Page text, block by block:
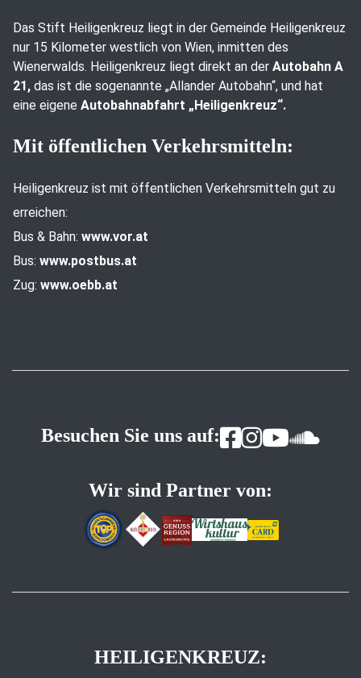
Das Stift Heiligenkreuz liegt in der Gemeinde Heiligenkreuz
nur 15 Kilometer westlich von Wien, inmitten des
Wienerwalds. Heiligenkreuz liegt direkt an der Autobahn A
21, das ist die sogenannte „Allander Autobahn“, und hat
eine eigene Autobahnabfahrt „Heiligenkreuz“.
Mit öffentlichen Verkehrsmitteln:
Heiligenkreuz ist mit öffentlichen Verkehrsmitteln gut zu
erreichen:
Bus & Bahn: www.vor.at
Bus: www.postbus.at
Zug: www.oebb.at
Besuchen Sie uns auf:
Wir sind Partner von:
HEILIGENKREUZ: